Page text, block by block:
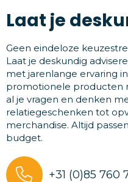
Laat je
Geen eindeloze
Laat je deskundig
met jarenlange ervaring
promotionele producten
al je vragen en denken
relatiegeschenken tot
merchandise. Altijd
budget.
+31 (0)85 760